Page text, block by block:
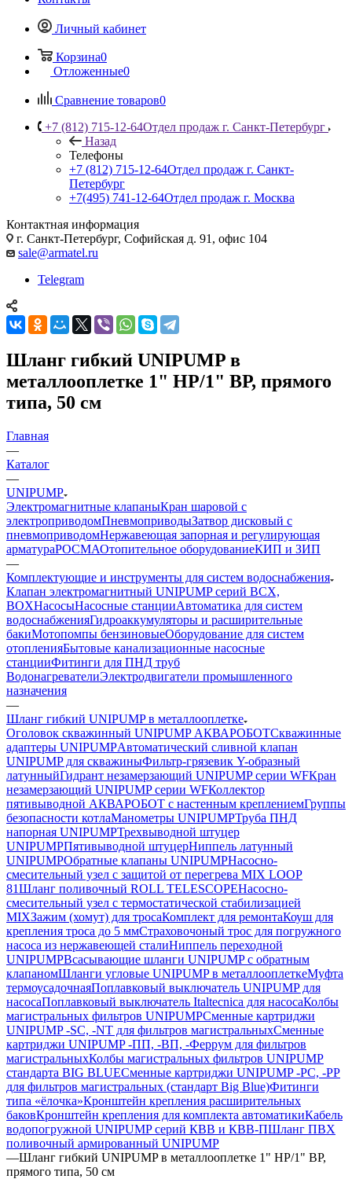
Личный кабинет
Корзина0
Отложенные0
Сравнение товаров0
+7 (812) 715-12-64Отдел продаж г. Санкт-Петербург
Назад
Телефоны
+7 (812) 715-12-64Отдел продаж г. Санкт-
Петербург
+7(495) 741-12-64Отдел продаж г. Москва
Контактная информация
г. Санкт-Петербург, Софийская д. 91, офис 104
sale@armatel.ru
Telegram
Шланг гибкий UNIPUMP в
металлооплетке 1" НР/1" ВР, прямого
типа, 50 см
Главная
—
Каталог
—
UNIPUMP
Электромагнитные клапаныКран шаровой с
электроприводомПневмоприводыЗатвор дисковый с
пневмоприводомНержавеющая запорная и регулирующая
арматураРОСМАОтопительное оборудованиеКИП и ЗИП
—
Комплектующие и инструменты для систем водоснабжения
Клапан электромагнитный UNIPUMP серий BCX,
BOXНасосыНасосные станцииАвтоматика для систем
водоснабженияГидроаккумуляторы и расширительные
бакиМотопомпы бензиновыеОборудование для систем
отопленияБытовые канализационные насосные
станцииФитинги для ПНД труб
ВодонагревателиЭлектродвигатели промышленного
назначения
—
Шланг гибкий UNIPUMP в металлооплетке
Оголовок скважинный UNIPUMP АКВАРОБОТСкважинные
адаптеры UNIPUMPАвтоматический сливной клапан
UNIPUMP для скважиныФильтр-грязевик Y-образный
латунныйГидрант незамерзающий UNIPUMP серии WFКран
незамерзающий UNIPUMP серии WFКоллектор
пятивыводной АКВАРОБОТ с настенным креплениемГруппы
безопасности котлаМанометры UNIPUMPТруба ПНД
напорная UNIPUMPТрехвыводной штуцер
UNIPUMPПятивыводной штуцерНиппель латунный
UNIPUMPОбратные клапаны UNIPUMPНасосно-
смесительный узел с защитой от перегрева MIX LOOP
81Шланг поливочный ROLL TELESCOPEНасосно-
смесительный узел с термостатической стабилизацией
MIXЗажим (хомут) для тросаКомплект для ремонтаКоуш для
крепления троса до 5 ммСтраховочоный трос для погружного
насоса из нержавеющей сталиНиппель переходной
UNIPUMPВсасывающие шланги UNIPUMP с обратным
клапаномШланги угловые UNIPUMP в металлооплеткеМуфта
термоусадочнаяПоплавковый выключатель UNIPUMP для
насосаПоплавковый выключатель Italtecnica для насосаКолбы
магистральных фильтров UNIPUMPСменные картриджи
UNIPUMP -SC, -NT для фильтров магистральныхСменные
картриджи UNIPUMP -ПП, -ВП, -Феррум для фильтров
магистральныхКолбы магистральных фильтров UNIPUMP
стандарта BIG BLUEСменные картриджи UNIPUMP -PC, -PP
для фильтров магистральных (стандарт Big Blue)Фитинги
типа «ёлочка»Кронштейн крепления расширительных
баковКронштейн крепления для комплекта автоматикиКабель
водопогружной UNIPUMP серий КВВ и КВВ-ПШланг ПВХ
поливочный армированный UNIPUMP
—Шланг гибкий UNIPUMP в металлооплетке 1" НР/1" ВР,
прямого типа, 50 см